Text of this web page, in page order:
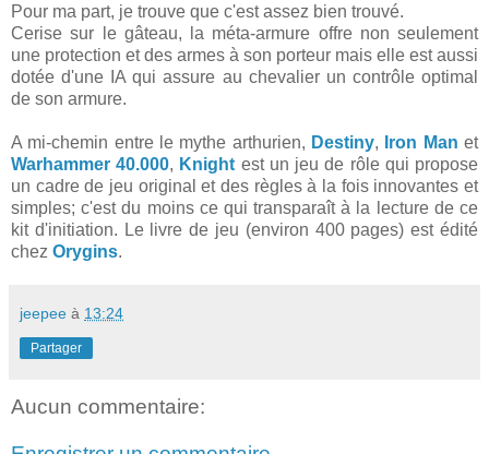
Pour ma part, je trouve que c'est assez bien trouvé.
Cerise sur le gâteau, la méta-armure offre non seulement
une protection et des armes à son porteur mais elle est aussi
dotée d'une IA qui assure au chevalier un contrôle optimal
de son armure.
A mi-chemin entre le mythe arthurien, Destiny, Iron Man et
Warhammer 40.000, Knight est un jeu de rôle qui propose
un cadre de jeu original et des règles à la fois innovantes et
simples; c'est du moins ce qui transparaît à la lecture de ce
kit d'initiation. Le livre de jeu (environ 400 pages) est édité
chez Orygins.
jeepee à 13:24
Partager
Aucun commentaire: